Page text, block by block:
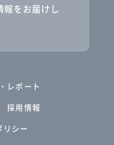
報をお届けし
レポート
採用情報
リシー